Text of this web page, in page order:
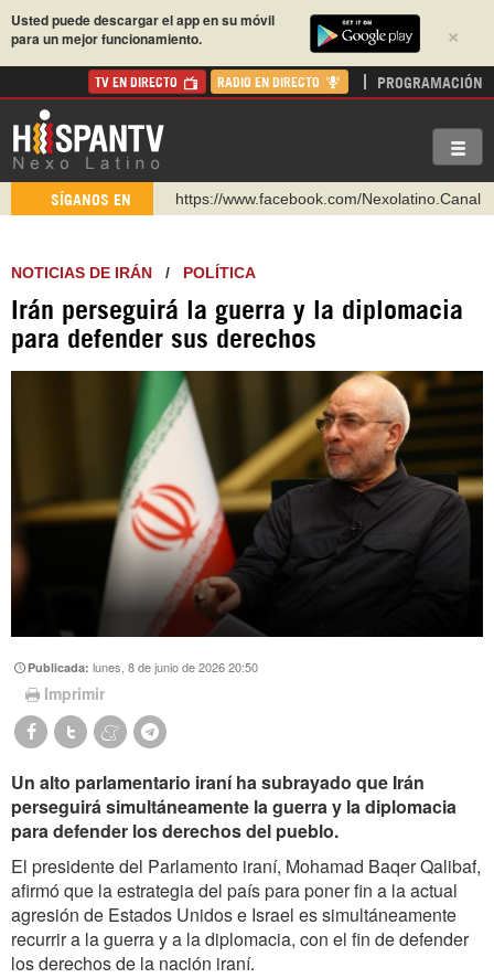
×
Usted puede descargar el app en su móvil
para un mejor funcionamiento.
TV EN DIRECTO RADIO EN DIRECTO PROGRAMACIÓN
SÍGANOS EN
https://www.facebook.com/Nexolatino.Canal
http://twitter.com/nexo_latino
https://t.me/hispantvcanal
https://urmedium.com/c/hispantv
Instagram como: hispan_tv
NOTICIAS DE IRÁN / POLÍTICA
Irán perseguirá la guerra y la diplomacia
para defender sus derechos
Publicada:lunes, 8 de junio de 2026 20:50
Imprimir
Un alto parlamentario iraní ha subrayado que Irán
perseguirá simultáneamente la guerra y la diplomacia
para defender los derechos del pueblo.
El presidente del Parlamento iraní, Mohamad Baqer Qalibaf,
afirmó que la estrategia del país para poner fin a la actual
agresión de Estados Unidos e Israel es simultáneamente
recurrir a la guerra y a la diplomacia, con el fin de defender
los derechos de la nación iraní.